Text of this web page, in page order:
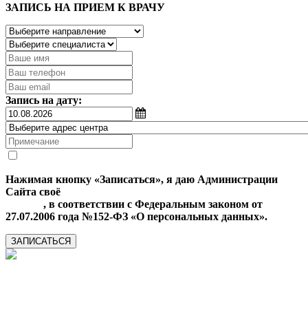
ЗАПИСЬ НА ПРИЕМ К ВРАЧУ
Запись на дату:
Нажимая кнопку «Записаться», я даю Администрации
Сайта своё
, в соответствии с Федеральным законом от
27.07.2006 года №152-ФЗ «О персональных данных».
ЗАПИСАТЬСЯ